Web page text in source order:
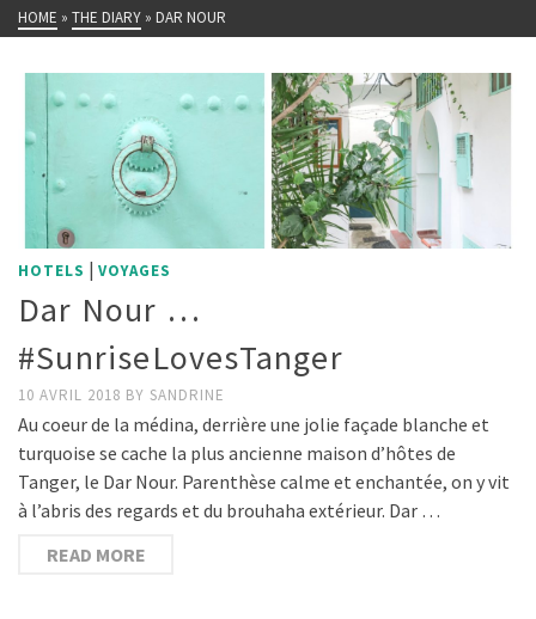
HOME » THE DIARY » DAR NOUR
HOTELS | VOYAGES
Dar Nour …
#SunriseLovesTanger
10 AVRIL 2018 BY SANDRINE
Au coeur de la médina, derrière une jolie façade blanche et
turquoise se cache la plus ancienne maison d’hôtes de
Tanger, le Dar Nour. Parenthèse calme et enchantée, on y vit
à l’abris des regards et du brouhaha extérieur. Dar …
READ MORE